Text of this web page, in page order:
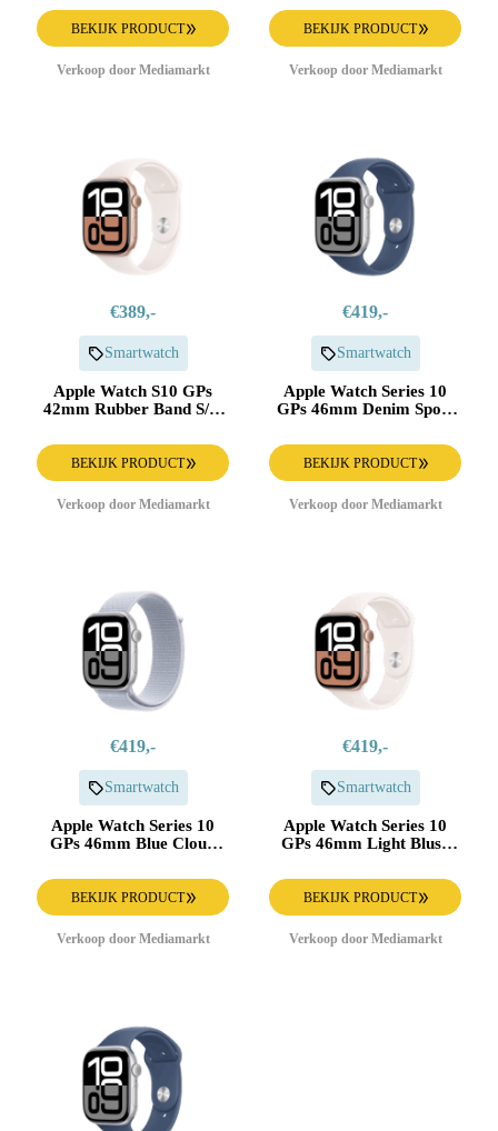
Jet Black
BEKIJK PRODUCT
Verkoop door Mediamarkt
Jet Black
BEKIJK PRODUCT
Verkoop door Mediamarkt
€389,-
Smartwatch
Apple Watch S10 GPs
42mm Rubber Band S/m
BEKIJK PRODUCT
Verkoop door Mediamarkt
€419,-
Smartwatch
Apple Watch Series 10
GPs 46mm Denim Sport
Silver
BEKIJK PRODUCT
Verkoop door Mediamarkt
€419,-
Smartwatch
Apple Watch Series 10
GPs 46mm Blue Cloud
Silver
BEKIJK PRODUCT
Verkoop door Mediamarkt
€419,-
Smartwatch
Apple Watch Series 10
GPs 46mm Light Blush
Smartwatch Rose Gold
BEKIJK PRODUCT
Verkoop door Mediamarkt